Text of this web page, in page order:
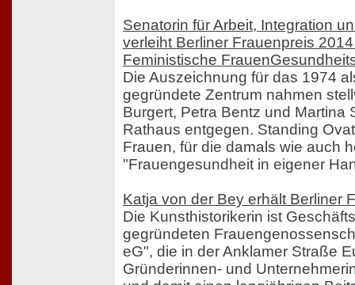
Senatorin für Arbeit, Integration
verleiht Berliner Frauenpreis
Feministische
Die Auszeichnung für das 1974
gegründete Zentrum nahmen
Burgert, Petra Bentz und Martina
Rathaus entgegen. Standing
Frauen, für die damals wie auch
"Frauengesundheit in eigener
Katja von der Bey erhält Berliner
Die Kunsthistorikerin ist
gegründeten
eG", die in der Anklamer Straße
Gründerinnen- und